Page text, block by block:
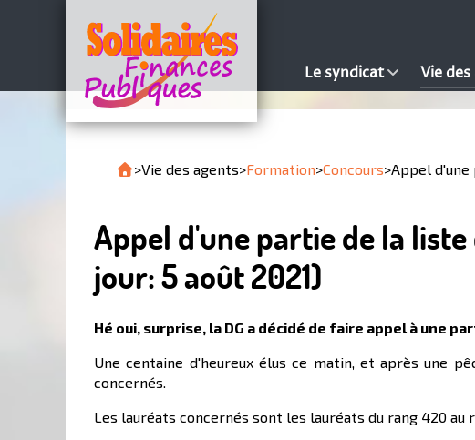
Le syndicat Vie
>Vie des agents>Formation>Concours>Appel d'une
Appel d'une partie de la
jour: 5 août 2021)
Hé oui, surprise, la DG a décidé de faire appel à une
Une centaine d'heureux élus ce matin, et après une
concernés.
Les lauréats concernés sont les lauréats du rang 420